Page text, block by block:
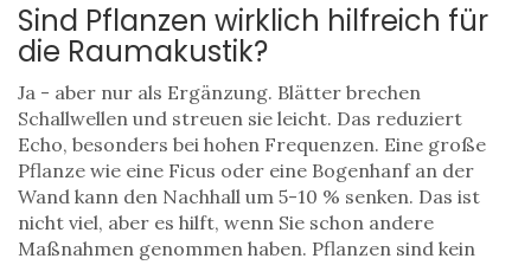
Sind Pflanzen wirklich hilfreich für
die Raumakustik?
Ja - aber nur als Ergänzung. Blätter brechen
Schallwellen und streuen sie leicht. Das reduziert
Echo, besonders bei hohen Frequenzen. Eine große
Pflanze wie eine Ficus oder eine Bogenhanf an der
Wand kann den Nachhall um 5-10 % senken. Das ist
nicht viel, aber es hilft, wenn Sie schon andere
Maßnahmen genommen haben. Pflanzen sind kein